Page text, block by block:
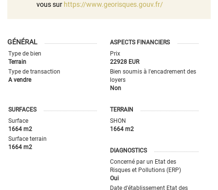
vous sur https://www.georisques.gouv.fr/
GÉNÉRAL
Type de bien
Terrain
Type de transaction
A vendre
ASPECTS FINANCIERS
Prix
22928 EUR
Bien soumis à l'encadrement des
loyers
Non
SURFACES
Surface
1664 m2
Surface terrain
1664 m2
TERRAIN
SHON
1664 m2
DIAGNOSTICS
Concerné par un Etat des
Risques et Pollutions (ERP)
Oui
Date d'établissement Etat des